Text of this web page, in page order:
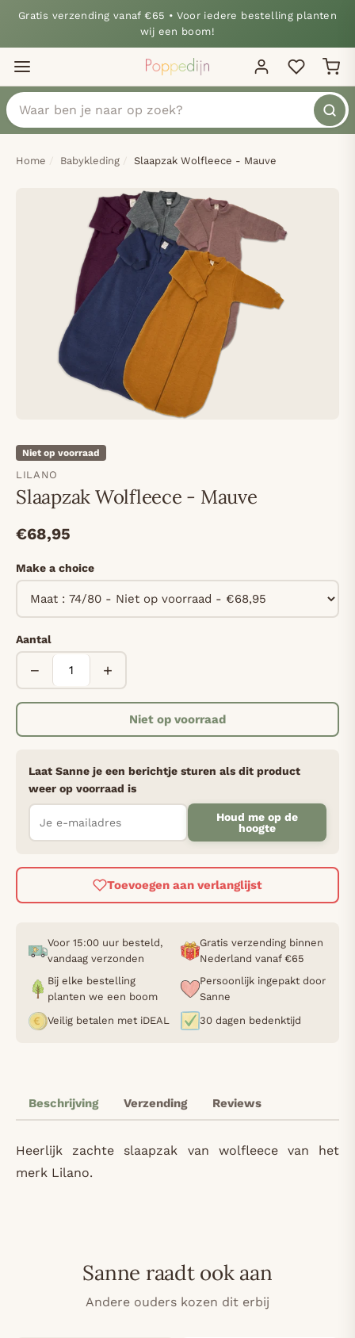
Gratis verzending vanaf €65 • Voor iedere bestelling planten
wij een boom!
Home Babykleding Slaapzak Wolfleece - Mauve
Niet op voorraad
LILANO
Slaapzak Wolfleece - Mauve
€68,95
Make a choice
Aantal
− +
Niet op voorraad
Laat Sanne je een berichtje sturen als dit product
weer op voorraad is
Houd me op de
hoogte
Toevoegen aan verlanglijst
Voor 15:00 uur besteld,
vandaag verzonden
Gratis verzending binnen
Nederland vanaf €65
Bij elke bestelling
planten we een boom
Persoonlijk ingepakt door
Sanne
Veilig betalen met iDEAL
30 dagen bedenktijd
Beschrijving Verzending Reviews
Heerlijk zachte slaapzak van wolfleece van het
merk Lilano.
Sanne raadt ook aan
Andere ouders kozen dit erbij